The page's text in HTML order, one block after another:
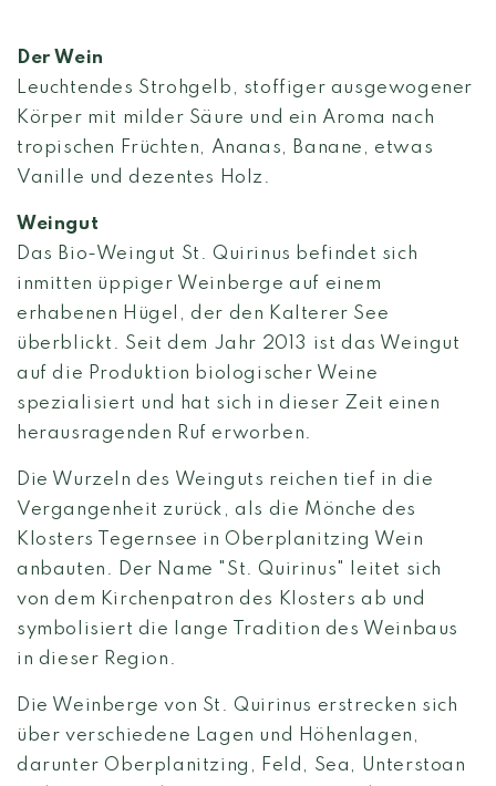
Der Wein
Leuchtendes Strohgelb, stoffiger ausgewogener
Körper mit milder Säure und ein Aroma nach
tropischen Früchten, Ananas, Banane, etwas
Vanille und dezentes Holz.
Weingut
Das Bio-Weingut St. Quirinus befindet sich
inmitten üppiger Weinberge auf einem
erhabenen Hügel, der den Kalterer See
überblickt. Seit dem Jahr 2013 ist das Weingut
auf die Produktion biologischer Weine
spezialisiert und hat sich in dieser Zeit einen
herausragenden Ruf erworben.
Die Wurzeln des Weinguts reichen tief in die
Vergangenheit zurück, als die Mönche des
Klosters Tegernsee in Oberplanitzing Wein
anbauten. Der Name "St. Quirinus" leitet sich
von dem Kirchenpatron des Klosters ab und
symbolisiert die lange Tradition des Weinbaus
in dieser Region.
Die Weinberge von St. Quirinus erstrecken sich
über verschiedene Lagen und Höhenlagen,
darunter Oberplanitzing, Feld, Sea, Unterstoan